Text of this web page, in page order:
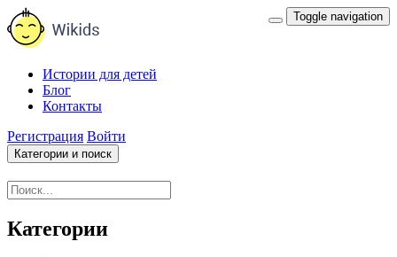
Toggle navigation
Истории для детей
Блог
Контакты
Регистрация Войти
Категории и поиск
Категории